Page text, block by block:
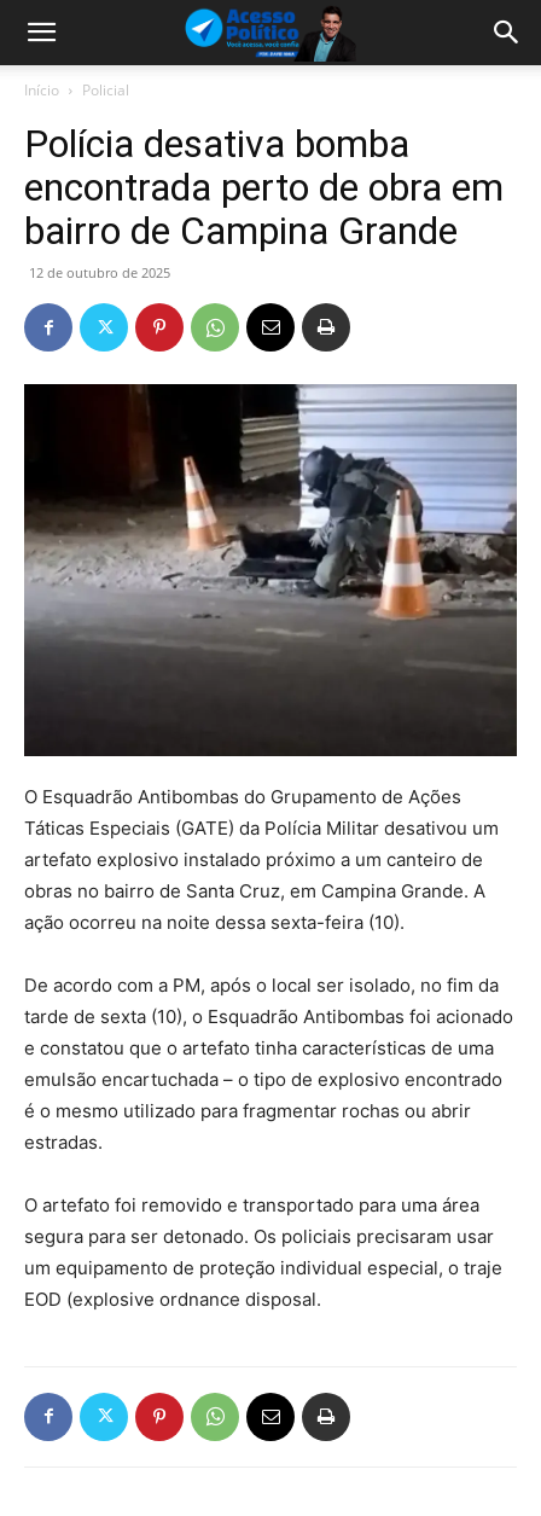
Início Policial
Polícia desativa bomba
encontrada perto de obra em
bairro de Campina Grande
12 de outubro de 2025
O Esquadrão Antibombas do Grupamento de Ações
Táticas Especiais (GATE) da Polícia Militar desativou um
artefato explosivo instalado próximo a um canteiro de
obras no bairro de Santa Cruz, em Campina Grande. A
ação ocorreu na noite dessa sexta-feira (10).
De acordo com a PM, após o local ser isolado, no fim da
tarde de sexta (10), o Esquadrão Antibombas foi acionado
e constatou que o artefato tinha características de uma
emulsão encartuchada – o tipo de explosivo encontrado
é o mesmo utilizado para fragmentar rochas ou abrir
estradas.
O artefato foi removido e transportado para uma área
segura para ser detonado. Os policiais precisaram usar
um equipamento de proteção individual especial, o traje
EOD (explosive ordnance disposal.